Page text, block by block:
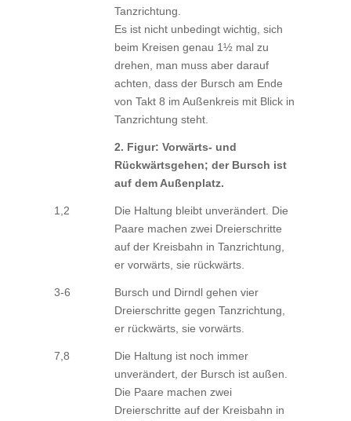
Tanzrichtung.
Es ist nicht unbedingt wichtig, sich
beim Kreisen genau 1½ mal zu
drehen, man muss aber darauf
achten, dass der Bursch am Ende
von Takt 8 im Außenkreis mit Blick in
Tanzrichtung steht.
2. Figur: Vorwärts- und
Rückwärtsgehen; der Bursch ist
auf dem Außenplatz.
1,2
Die Haltung bleibt unverändert. Die
Paare machen zwei Dreierschritte
auf der Kreisbahn in Tanzrichtung,
er vorwärts, sie rückwärts.
3-6
Bursch und Dirndl gehen vier
Dreierschritte gegen Tanzrichtung,
er rückwärts, sie vorwärts.
7,8
Die Haltung ist noch immer
unverändert, der Bursch ist außen.
Die Paare machen zwei
Dreierschritte auf der Kreisbahn in